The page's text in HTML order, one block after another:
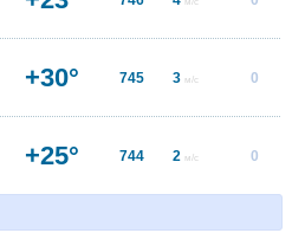
+30° 745 3 м/с 0
+25° 744 2 м/с 0